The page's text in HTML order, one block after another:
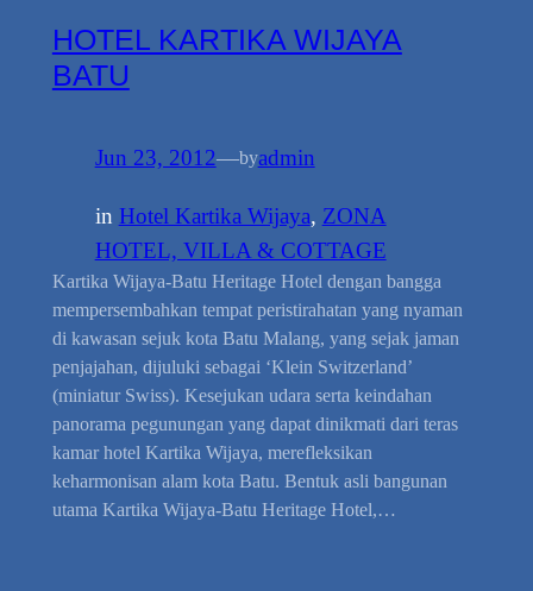
HOTEL KARTIKA WIJAYA
BATU
Jun 23, 2012—byadmin
in Hotel Kartika Wijaya, ZONA
HOTEL, VILLA & COTTAGE
Kartika Wijaya-Batu Heritage Hotel dengan bangga
mempersembahkan tempat peristirahatan yang nyaman
di kawasan sejuk kota Batu Malang, yang sejak jaman
penjajahan, dijuluki sebagai ‘Klein Switzerland’
(miniatur Swiss). Kesejukan udara serta keindahan
panorama pegunungan yang dapat dinikmati dari teras
kamar hotel Kartika Wijaya, merefleksikan
keharmonisan alam kota Batu. Bentuk asli bangunan
utama Kartika Wijaya-Batu Heritage Hotel,…